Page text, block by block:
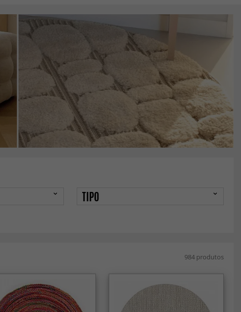
TIPO
984 produtos